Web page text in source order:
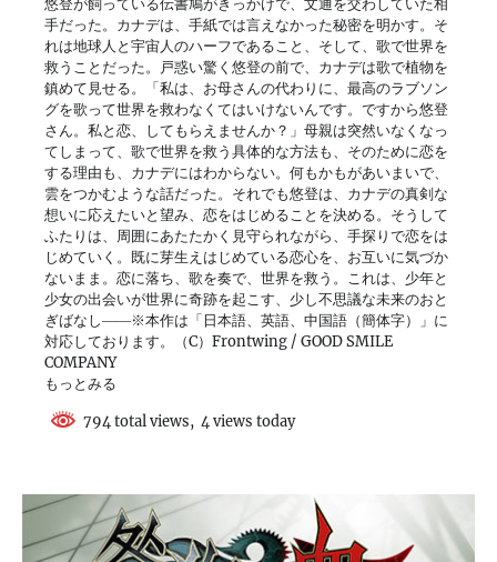
悠登が飼っている伝書鳩がきっかけで、文通を交わしていた相
手だった。カナデは、手紙では言えなかった秘密を明かす。そ
れは地球人と宇宙人のハーフであること、そして、歌で世界を
救うことだった。戸惑い驚く悠登の前で、カナデは歌で植物を
鎮めて見せる。「私は、お母さんの代わりに、最高のラブソン
グを歌って世界を救わなくてはいけないんです。ですから悠登
さん。私と恋、してもらえませんか？」母親は突然いなくなっ
てしまって、歌で世界を救う具体的な方法も、そのために恋を
する理由も、カナデにはわからない。何もかもがあいまいで、
雲をつかむような話だった。それでも悠登は、カナデの真剣な
想いに応えたいと望み、恋をはじめることを決める。そうして
ふたりは、周囲にあたたかく見守られながら、手探りで恋をは
じめていく。既に芽生えはじめている恋心を、お互いに気づか
ないまま。恋に落ち、歌を奏で、世界を救う。これは、少年と
少女の出会いが世界に奇跡を起こす、少し不思議な未来のおと
ぎばなし――※本作は「日本語、英語、中国語（簡体字）」に
対応しております。（C）Frontwing / GOOD SMILE
COMPANY
もっとみる
794 total views, 4 views today